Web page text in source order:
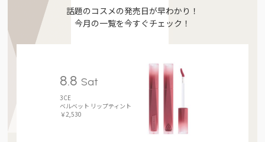
話題のコスメの発売日が早わかり！
今月の一覧を今すぐチェック！
8.8 Sat
3CE
ベルベット リップティント
￥2,530